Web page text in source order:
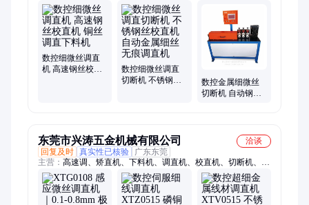
切断机
数控细微丝调直
机 高速钢丝校直
数控细微丝调直
切断机 不锈钢丝
数控金属细微丝
切断机 自动钢丝
东莞市兴涛五金机械有限公司
洽谈
回复及时 真实性已核验
广东东莞
主营： 高速调、矫直机、下料机、调直机、校直机、切断机、断
丝机、数控铜线、不锈钢线、短料高速、冲孔成型机、细丝拉直
机、钢轴开料机、自动直线机、小线直线机、不锈钢销钉、铜线
直线机、铜线开料机、高速开料机、不锈钢丝直线、不锈钢拉直